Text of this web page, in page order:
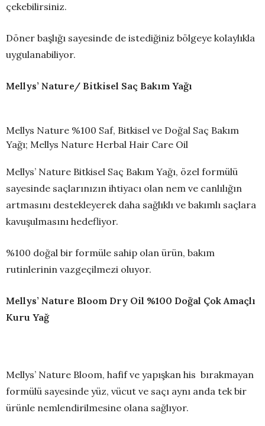
çekebilirsiniz.
Döner başlığı sayesinde de istediğiniz bölgeye kolaylıkla
uygulanabiliyor.
Mellys’ Nature/ Bitkisel Saç Bakım Yağı
Mellys Nature %100 Saf, Bitkisel ve Doğal Saç Bakım
Yağı; Mellys Nature Herbal Hair Care Oil
Mellys’ Nature Bitkisel Saç Bakım Yağı, özel formülü
sayesinde saçlarınızın ihtiyacı olan nem ve canlılığın
artmasını destekleyerek daha sağlıklı ve bakımlı saçlara
kavuşulmasını hedefliyor.
%100 doğal bir formüle sahip olan ürün, bakım
rutinlerinin vazgeçilmezi oluyor.
Mellys’ Nature Bloom Dry Oil %100 Doğal Çok Amaçlı
Kuru Yağ
Mellys’ Nature Bloom, hafif ve yapışkan his bırakmayan
formülü sayesinde yüz, vücut ve saçı aynı anda tek bir
ürünle nemlendirilmesine olana sağlıyor.